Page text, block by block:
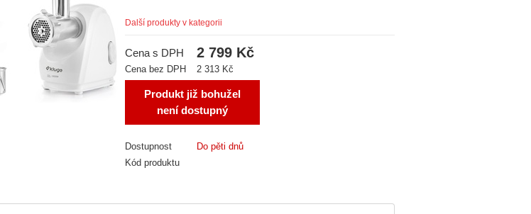
Další produkty v kategorii
Cena s DPH 2 799 Kč
Cena bez DPH 2 313 Kč
Produkt již bohužel
není dostupný
Dostupnost
Do pěti dnů
Kód produktu